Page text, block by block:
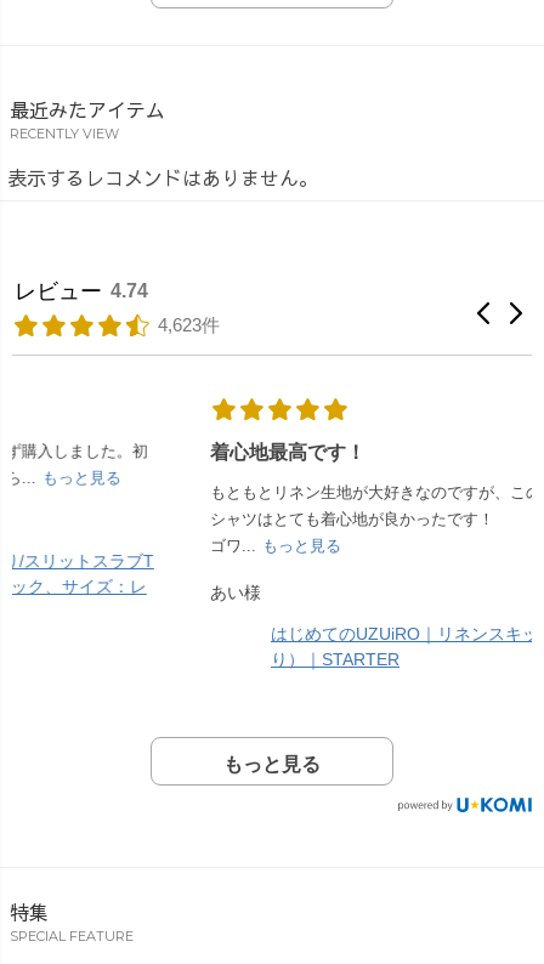
最近みたアイテム
RECENTLY VIEW
表示するレコメンドはありません。
レビュー 4.74
4,623件
着心地最高です！
もともとリネン生地が大好きなのですが、このリネンスキッパー
シャツはとても着心地が良かったです！
あい様
はじめてのUZUiRO｜リネンスキッパーシャツ（生成
もっと見る
特集
SPECIAL FEATURE